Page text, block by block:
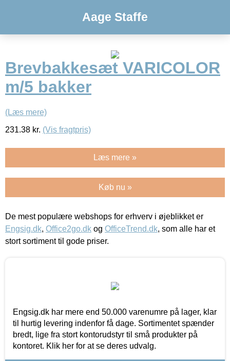
Aage Staffe
Brevbakkesæt VARICOLOR
m/5 bakker
(Læs mere)
231.38 kr. (Vis fragtpris)
Læs mere »
Køb nu »
De mest populære webshops for erhverv i øjeblikket er
Engsig.dk, Office2go.dk og OfficeTrend.dk, som alle har et
stort sortiment til gode priser.
Engsig.dk har mere end 50.000 varenumre på lager, klar
til hurtig levering indenfor få dage. Sortimentet spænder
bredt, lige fra stort kontorudstyr til små produkter på
kontoret. Klik her for at se deres udvalg.